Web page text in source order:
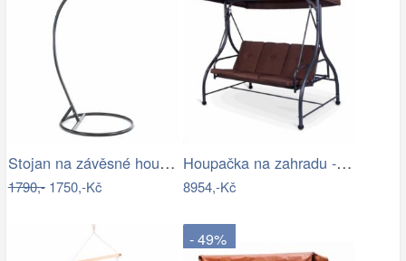
Stojan na závěsné houpací křeslo OTAN…
1790,-1750,-Kč
Houpačka na zahradu - VGD
8954,-Kč
- 49%